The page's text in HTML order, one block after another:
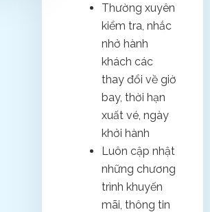
Thường xuyên
kiểm tra, nhắc
nhở hành
khách các
thay đổi về giờ
bay, thời hạn
xuất vé, ngày
khởi hành
Luôn cập nhật
những chương
trình khuyến
mãi, thông tin